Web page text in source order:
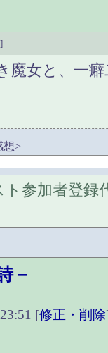
]
魔女と、一
想>
参加者登録
－
[修正・削除